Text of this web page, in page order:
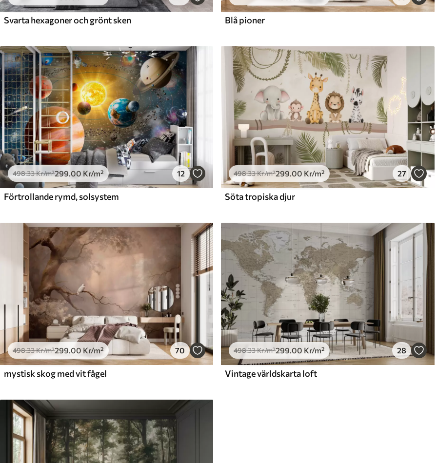
725.00435.00Kr/m² 900 .00540.00Kr/m²
Svarta hexagoner och grönt sken Blå pioner
498.33Kr/m²299.00 Kr/m² 12
Förtrollande rymd, solsystem
498.33Kr/m²299.00 Kr/m² 27
Söta tropiska djur
498.33Kr/m²299 .00 Kr/m² 70
mystisk skog med vit fågel
498.33Kr/m²299 .00 Kr/m² 28
Vintage världskarta loft